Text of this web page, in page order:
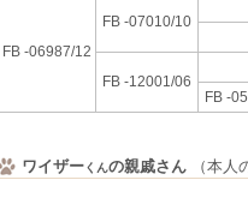
FB -06987/12
FB -07010/10
FB -12001/06
FB -
ワイザーくんの親戚さん（本人